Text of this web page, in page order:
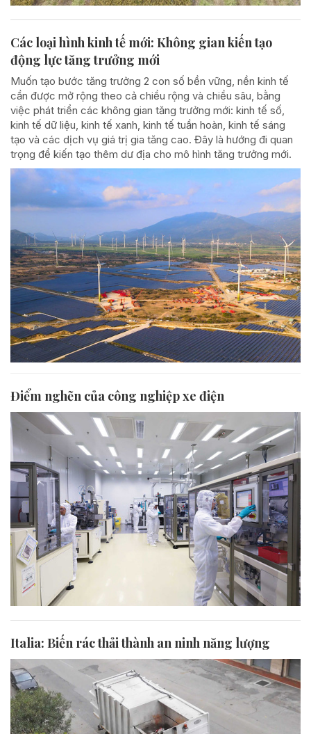
Các loại hình kinh tế mới: Không gian kiến tạo
động lực tăng trưởng mới
Muốn tạo bước tăng trưởng 2 con số bền vững, nền kinh tế
cần được mở rộng theo cả chiều rộng và chiều sâu, bằng
việc phát triển các không gian tăng trưởng mới: kinh tế số,
kinh tế dữ liệu, kinh tế xanh, kinh tế tuần hoàn, kinh tế sáng
tạo và các dịch vụ giá trị gia tăng cao. Đây là hướng đi quan
trọng để kiến tạo thêm dư địa cho mô hình tăng trưởng mới.
Điểm nghẽn của công nghiệp xe điện
Italia: Biến rác thải thành an ninh năng lượng